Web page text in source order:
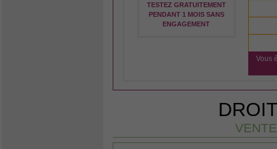
TESTEZ GRATUITEMENT
PENDANT 1 MOIS SANS
ENGAGEMENT
Vous